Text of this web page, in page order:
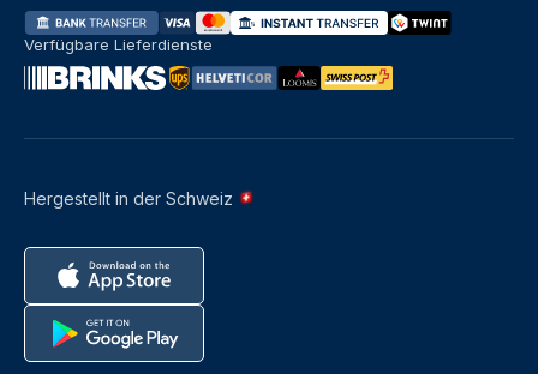
Hergestellt in der Schweiz
Verfügbare Lieferdienste